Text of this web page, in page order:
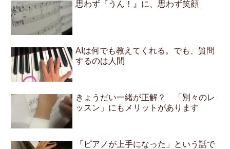
思わず『うん！』に、思わず笑顔
AIは何でも教えてくれる。でも、質問
するのは人間
きょうだい一緒が正解？ 「別々のレ
ッスン」にもメリットがあります
「ピアノが上手になった」という話で